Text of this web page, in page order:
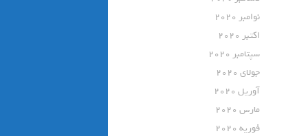
نوامبر 2020
اکتبر 2020
سپتامبر 2020
جولای 2020
آوریل 2020
مارس 2020
فوریه 2020